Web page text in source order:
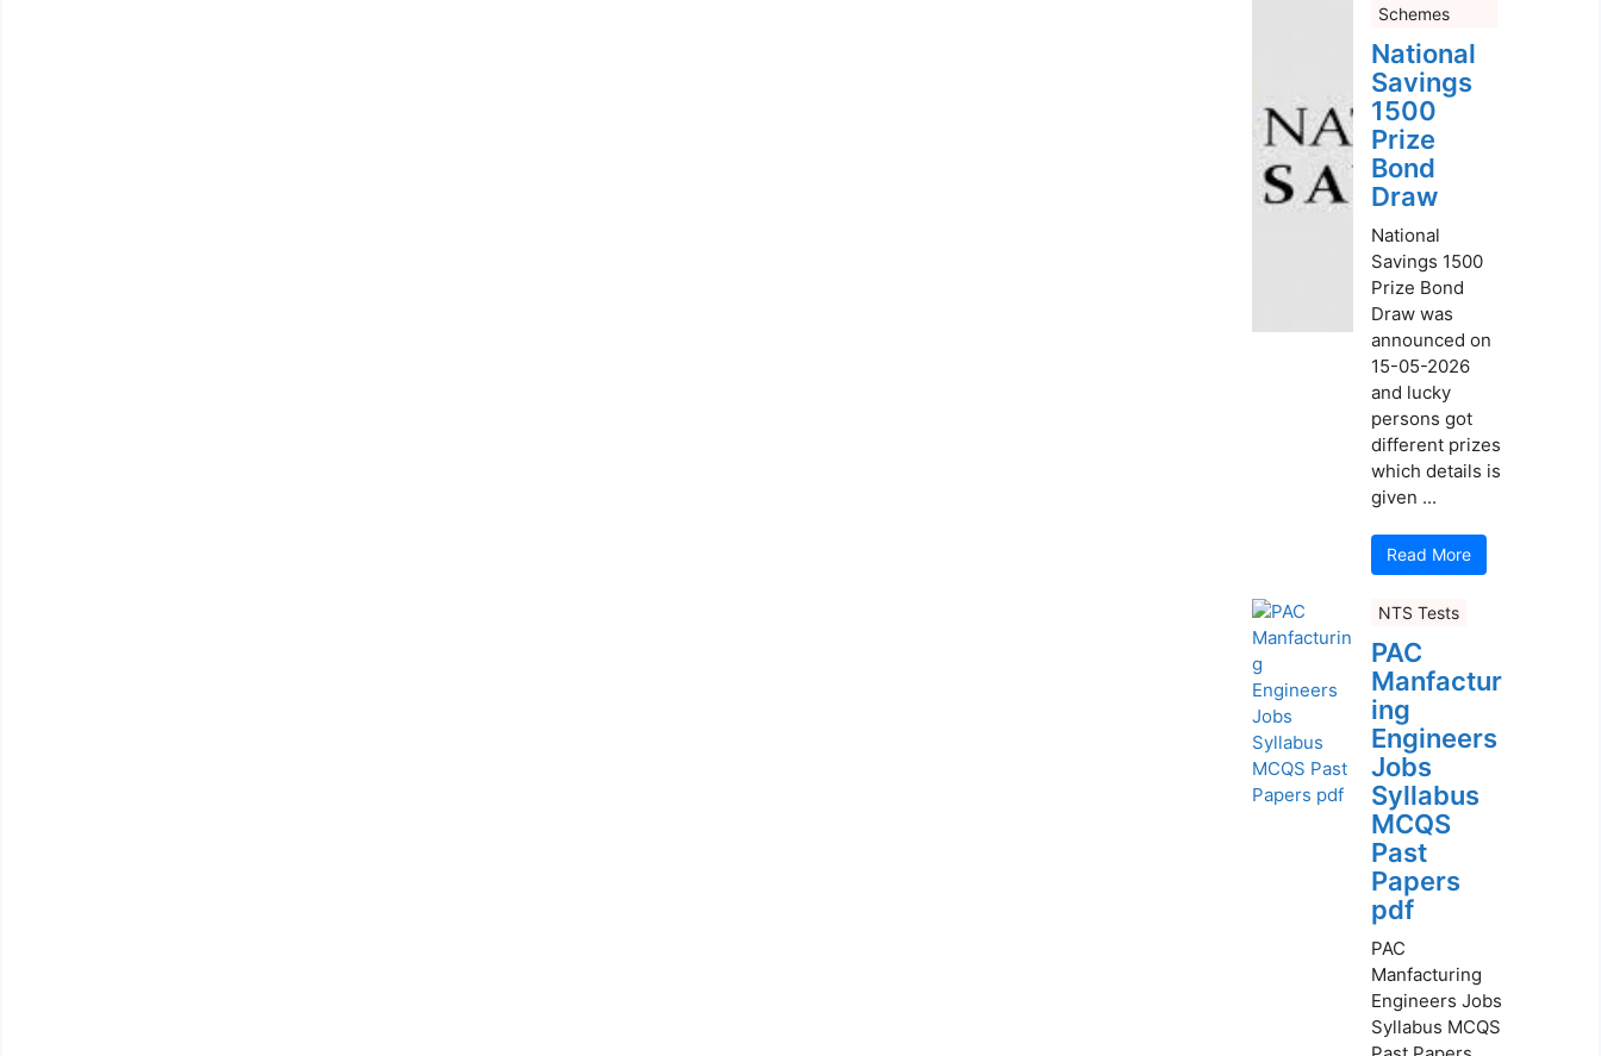
Schemes
National
Savings
1500
Prize
Bond
Draw
National
Savings 1500
Prize Bond
Draw was
announced on
15-05-2026
and lucky
persons got
different prizes
which details is
given ...
Read More
NTS Tests
PAC
Manfactur
ing
Engineers
Jobs
Syllabus
MCQS
Past
Papers
pdf
PAC
Manfacturing
Engineers Jobs
Syllabus MCQS